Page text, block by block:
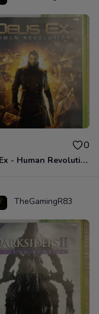
0
Deus Ex - Human Revolution Xbox 360
TheGamingR83